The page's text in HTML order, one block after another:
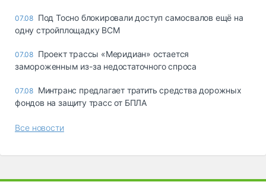
07.08 Под Тосно блокировали доступ самосвалов ещё на
одну стройплощадку ВСМ
07.08 Проект трассы «Меридиан» остается
замороженным из-за недостаточного спроса
07.08 Минтранс предлагает тратить средства дорожных
фондов на защиту трасс от БПЛА
Все новости